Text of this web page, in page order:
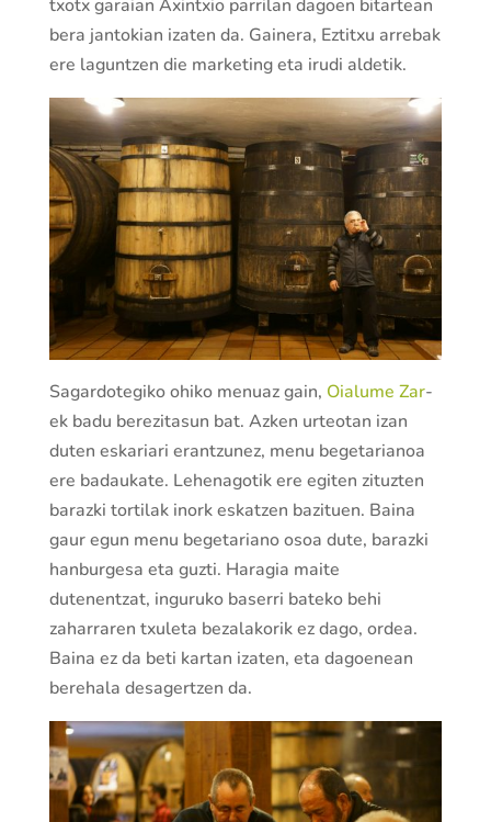
txotx garaian Axintxio parrilan dagoen bitartean
bera jantokian izaten da. Gainera, Eztitxu arrebak
ere laguntzen die marketing eta irudi aldetik.
Sagardotegiko ohiko menuaz gain, Oialume Zar-
ek badu berezitasun bat. Azken urteotan izan
duten eskariari erantzunez, menu begetarianoa
ere badaukate. Lehenagotik ere egiten zituzten
barazki tortilak inork eskatzen bazituen. Baina
gaur egun menu begetariano osoa dute, barazki
hanburgesa eta guzti. Haragia maite
dutenentzat, inguruko baserri bateko behi
zaharraren txuleta bezalakorik ez dago, ordea.
Baina ez da beti kartan izaten, eta dagoenean
berehala desagertzen da.